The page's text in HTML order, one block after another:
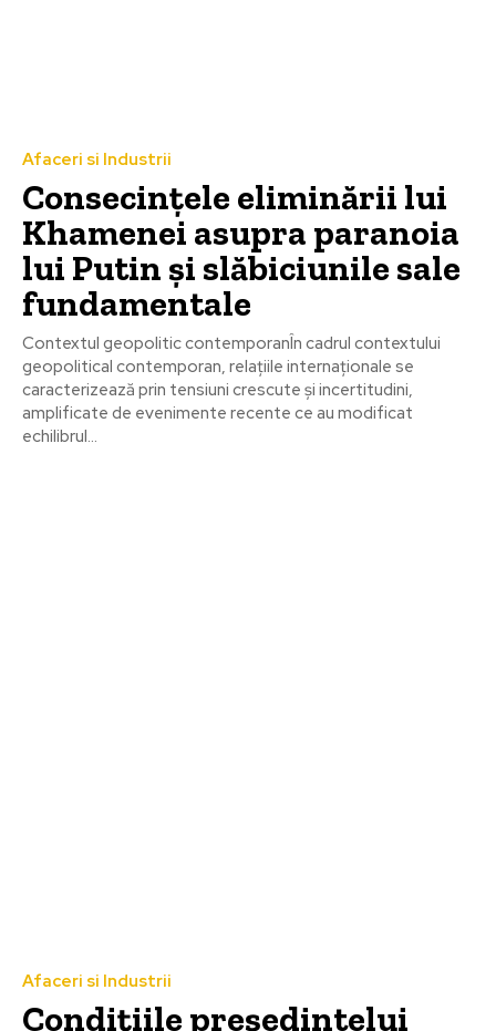
Afaceri si Industrii
Consecințele eliminării lui
Khamenei asupra paranoia
lui Putin și slăbiciunile sale
fundamentale
Contextul geopolitic contemporanÎn cadrul contextului
geopolitical contemporan, relațiile internaționale se
caracterizează prin tensiuni crescute și incertitudini,
amplificate de evenimente recente ce au modificat
echilibrul...
Afaceri si Industrii
Condițiile președintelui